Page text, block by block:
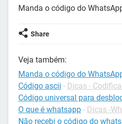
Manda o código do
Share
Veja também:
Manda o código do
Código ascii - Dicas -
Código universal para
O que é whatsapp - Dicas -
Não recebi o código do